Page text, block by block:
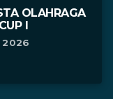
OLAHRAGA
I
2026